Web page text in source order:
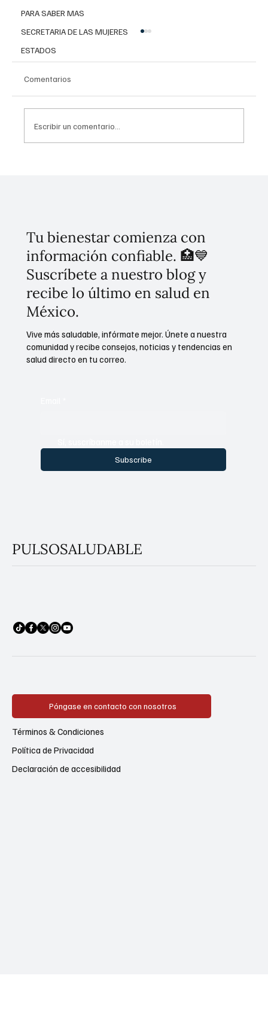
PARA SABER MAS
SECRETARIA DE LAS MUJERES
ESTADOS
Comentarios
Escribir un comentario...
Tu bienestar comienza con
información confiable. 🏥💙
Suscríbete a nuestro blog y
recibe lo último en salud en
México.
Subscribe
Vive más saludable, infórmate mejor. Únete a nuestra
comunidad y recibe consejos, noticias y tendencias en
salud directo en tu correo.
PULSOSALUDABLE
Póngase en contacto con nosotros
Política de Privacidad
Términos & Condiciones
Declaración de accesibilidad